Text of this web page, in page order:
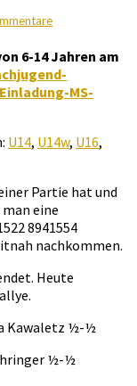
6-14 Jahren am
MS-
U14, U14w, U16,
Partie hat und
eine
8941554
nachkommen.
Heute
Kawaletz ½-½
½-½